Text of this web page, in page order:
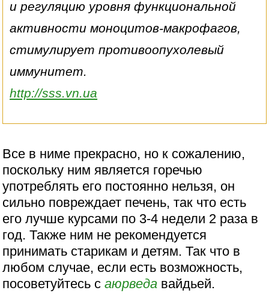
и регуляцию уровня функциональной
активности моноцитов-макрофагов,
стимулирует противоопухолевый
иммунитет.
http://sss.vn.ua
Все в ниме прекрасно, но к сожалению,
поскольку ним является горечью
употреблять его постоянно нельзя, он
сильно повреждает печень, так что есть
его лучше курсами по 3-4 недели 2 раза в
год. Также ним не рекомендуется
принимать старикам и детям. Так что в
любом случае, если есть возможность,
посоветуйтесь саюрведа вайдьей.